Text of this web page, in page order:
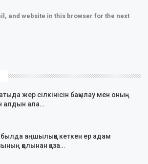
and website in this browser for the next
жер сілкінісін бақылау мен оның
алдын ала…
аңшылыққа кеткен ер адам
қолынан қаза…